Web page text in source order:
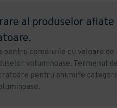
al produselor
comenzile cu valoare de
voluminoase. Termenul
pentru anumite categorii